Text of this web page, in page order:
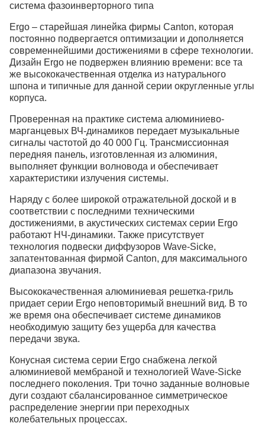
система фазоинверторного типа
Ergo – старейшая линейка фирмы Canton, которая
постоянно подвергается оптимизации и дополняется
современнейшими достижениями в сфере технологии.
Дизайн Ergo не подвержен влиянию времени: все та
же высококачественная отделка из натурального
шпона и типичные для данной серии округленные углы
корпуса.
Проверенная на практике система алюминиево-
марганцевых ВЧ-динамиков передает музыкальные
сигналы частотой до 40 000 Гц. Трансмиссионная
передняя панель, изготовленная из алюминия,
выполняет функции волновода и обеспечивает
характеристики излучения системы.
Наряду с более широкой отражательной доской и в
соответствии с последними техническими
достижениями, в акустических системах серии Ergo
работают НЧ-динамики. Также присутствует
технология подвески диффузоров Wave-Sicke,
запатентованная фирмой Canton, для максимального
диапазона звучания.
Высококачественная алюминиевая решетка-гриль
придает серии Ergo неповторимый внешний вид. В то
же время она обеспечивает системе динамиков
необходимую защиту без ущерба для качества
передачи звука.
Конусная система серии Ergo снабжена легкой
алюминиевой мембраной и технологией Wave-Sicke
последнего поколения. Три точно заданные волновые
дуги создают сбалансированное симметрическое
распределение энергии при переходных
колебательных процессах.